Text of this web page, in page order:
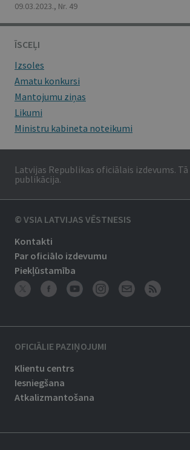
09.03.2023., Nr. 49
ĪSCEĻI
Izsoles
Amatu konkursi
Mantojumu ziņas
Likumi
Ministru kabineta noteikumi
Latvijas Republikas oficiālais izdevums.
publikācija.
© VSIA LATVIJAS VĒSTNESIS
Kontakti
Par oficiālo izdevumu
Piekļūstamība
OFICIĀLIE PAZIŅOJUMI
Klientu centrs
Iesniegšana
Atkalizmantošana